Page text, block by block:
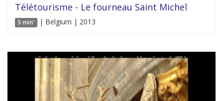
Télétourisme - Le fourneau Saint Michel
5 min' | Belgium | 2013